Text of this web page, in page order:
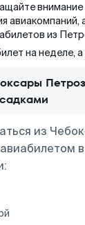
внимание
авиакомпаний,
из
на неделе,
из